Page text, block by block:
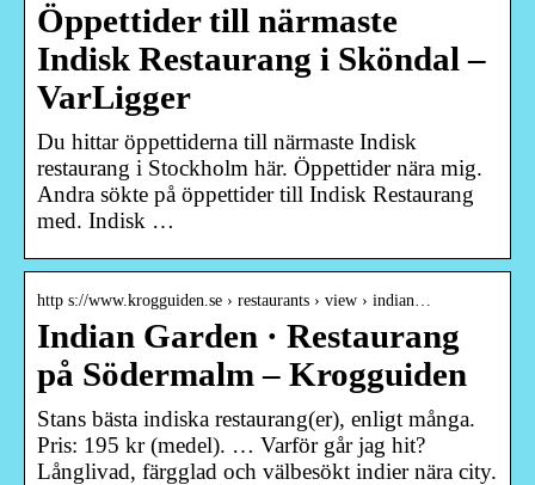
Öppettider till närmaste
Indisk Restaurang i Sköndal –
VarLigger
Du hittar öppettiderna till närmaste Indisk
restaurang i Stockholm här. Öppettider nära mig.
Andra sökte på öppettider till Indisk Restaurang
med. Indisk …
http s://www.krogguiden.se › restaurants › view › indian…
Indian Garden · Restaurang
på Södermalm – Krogguiden
Stans bästa indiska restaurang(er), enligt många.
Pris: 195 kr (medel). … Varför går jag hit?
Långlivad, färgglad och välbesökt indier nära city.